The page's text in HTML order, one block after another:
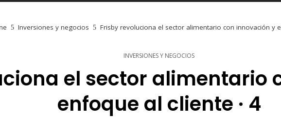
Inversiones y negocios Frisby revoluciona el sector alimentario con innovación y
INVERSIONES Y NEGOCIOS
el sector alimentario
enfoque al cliente · 4